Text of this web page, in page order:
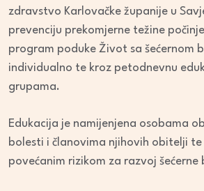
zdravstvo Karlovačke županije u
prevenciju prekomjerne težine
program poduke Život sa šećernom
individualno te kroz petodnevnu
grupama.
Edukacija je namijenjena osobama
bolesti i članovima njihovih obitelji te
povećanim rizikom za razvoj šećerne